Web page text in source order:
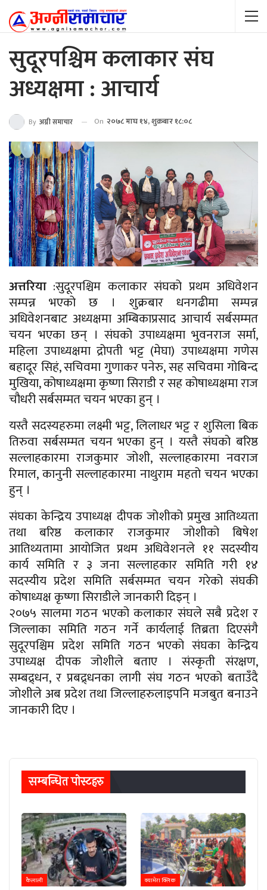
सुदूरपश्चिम कलाकार संघ
अध्यक्षमा : आचार्य
By अग्नी समाचार On २०७८ माघ १४, शुक्रबार १८:०८
अत्तरिया :सुदूरपश्चिम कलाकार संघको प्रथम अधिवेशन
सम्पन्न भएको छ । शुक्रबार धनगढीमा सम्पन्न
अधिवेशनबाट अध्यक्षमा अम्बिकाप्रसाद आचार्य सर्बसम्मत
चयन भएका छन् । संघको उपाध्यक्षमा भुवनराज सर्मा,
महिला उपाध्यक्षमा द्रोपती भट्ट (मेघा) उपाध्यक्षमा गणेस
बहादूर सिहं, सचिवमा गुणाकर पनेरु, सह सचिवमा गोबिन्द
मुखिया, कोषाध्यक्षमा कृष्णा सिराडी र सह कोषाध्यक्षमा राज
चौधरी सर्बसम्मत चयन भएका हुन् ।
यस्तै सदस्यहरुमा लक्ष्मी भट्ट, लिलाधर भट्ट र शुसिला बिक
तिरुवा सर्बसम्मत चयन भएका हुन् । यस्तै संघको बरिष्ठ
सल्लाहकारमा राजकुमार जोशी, सल्लाहकारमा नवराज
रिमाल, कानुनी सल्लाहकारमा नाथुराम महतो चयन भएका
हुन् ।
संघका केन्द्रिय उपाध्यक्ष दीपक जोशीको प्रमुख आतिथ्यता
तथा बरिष्ठ कलाकार राजकुमार जोशीको बिषेश
आतिथ्यतामा आयोजित प्रथम अधिवेशनले ११ सदस्यीय
कार्य समिति र ३ जना सल्लाहकार समिति गरी १४
सदस्यीय प्रदेश समिति सर्बसम्मत चयन गरेको संघकी
कोषाध्यक्ष कृष्णा सिराडीले जानकारी दिइन् ।
२०७५ सालमा गठन भएको कलाकार संघले सबै प्रदेश र
जिल्लाका समिति गठन गर्ने कार्यलाई तिब्रता दिएसंगै
सुदूरपश्चिम प्रदेश समिति गठन भएको संघका केन्द्रिय
उपाध्यक्ष दीपक जोशीले बताए । संस्कृती संरक्षण,
सम्बद्र्धन, र प्रबद्र्धनका लागी संघ गठन भएको बताउँदै
जोशीले अब प्रदेश तथा जिल्लाहरुलाइपनि मजबुत बनाउने
जानकारी दिए ।
सम्बन्धित पाेस्टहरु
कैलाली क्यामेरा क्लिक